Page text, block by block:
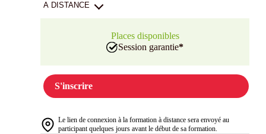
A DISTANCE
Places disponibles
Session garantie*
S'inscrire
Le lien de connexion à la formation à distance sera envoyé au
participant quelques jours avant le début de sa formation.